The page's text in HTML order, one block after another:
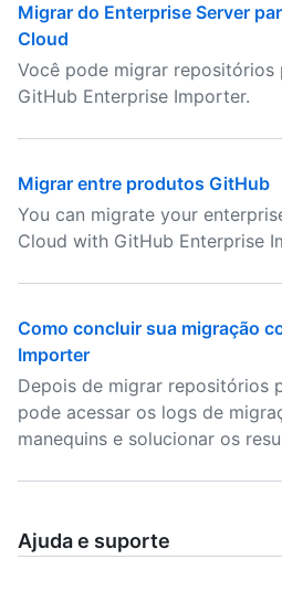
Migrar do Enterprise Server
Cloud
Você pode migrar repositórios
GitHub Enterprise Importer.
Migrar entre produtos GitHub
You can migrate your
Cloud with GitHub Enterprise
Como concluir sua migração
Importer
Depois de migrar repositórios
pode acessar os logs de
manequins e solucionar os
Ajuda e suporte